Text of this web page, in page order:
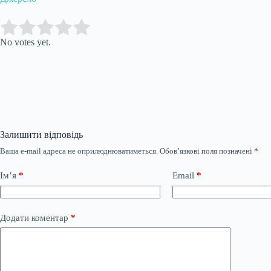
Rate this item:
No votes yet.
Залишити відповідь
Ваша e-mail адреса не оприлюднюватиметься. Обов’язкові поля позначені *
Ім’я * Email *
Додати коментар *